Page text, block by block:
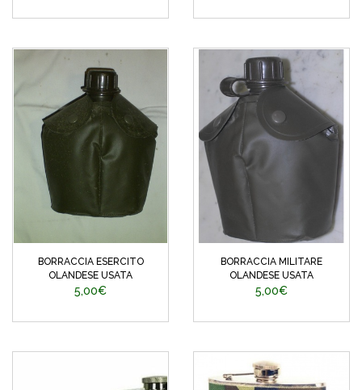
BORRACCIA ESERCITO
OLANDESE USATA
5,00€
BORRACCIA MILITARE
OLANDESE USATA
5,00€